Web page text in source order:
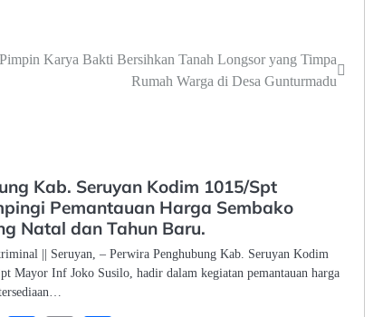
Karya Bakti Bersihkan Tanah Longsor yang Timpa
Rumah Warga di Desa Gunturmadu
Kab. Seruyan Kodim 1015/Spt
Pemantauan Harga Sembako
Natal dan Tahun Baru.
|| Seruyan, – Perwira Penghubung Kab. Seruyan Kodim
Mayor Inf Joko Susilo, hadir dalam kegiatan pemantauan harga